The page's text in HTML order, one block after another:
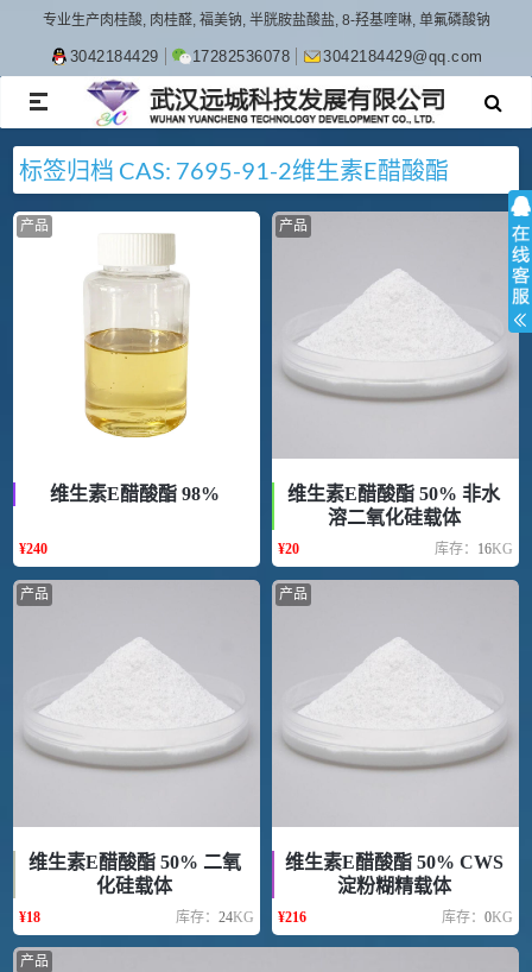
专业生产肉桂酸, 肉桂醛, 福美钠, 半胱胺盐酸盐, 8-羟基喹啉, 单氟磷酸钠
3042184429 17282536078 3042184429@qq.com
TOGGLE
NAVIGATION
标签归档 CAS: 7695-91-2维生素E醋酸酯
产品
维生素E醋酸酯 98%
¥240
产品
维生素E醋酸酯 50% 非水
溶二氧化硅载体
¥20 库存： 16KG
产品
维生素E醋酸酯 50% 二氧
化硅载体
¥18 库存： 24KG
产品
维生素E醋酸酯 50% CWS
淀粉糊精载体
¥216 库存：0KG
产品